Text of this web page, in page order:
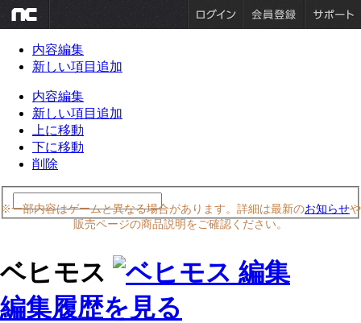
内容編集
新しい項目追加
内容編集
新しい項目追加
上に移動
下に移動
削除
※一部内容はゲームと異なる場合があります。詳細は最新のお知らせや
販売ページの商品説明をご確認ください。
ベヒモス
編集履歴を見る